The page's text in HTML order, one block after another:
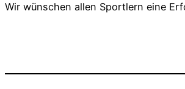
Wir wünschen allen Sportlern eine